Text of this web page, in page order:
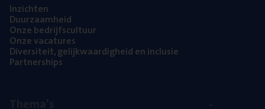
Inzich­ten
Duur­zaam­heid
Onze bedrijfs­cul­tuur
Onze vaca­tu­res
Diver­si­teit, gelijk­waar­dig­heid en inclusie
Part­ner­ships